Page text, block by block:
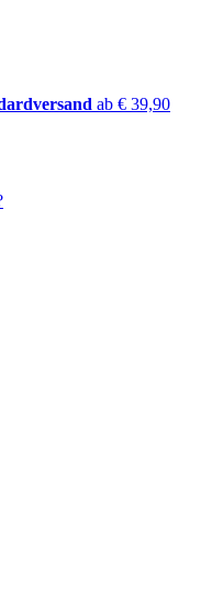
ab € 39,90